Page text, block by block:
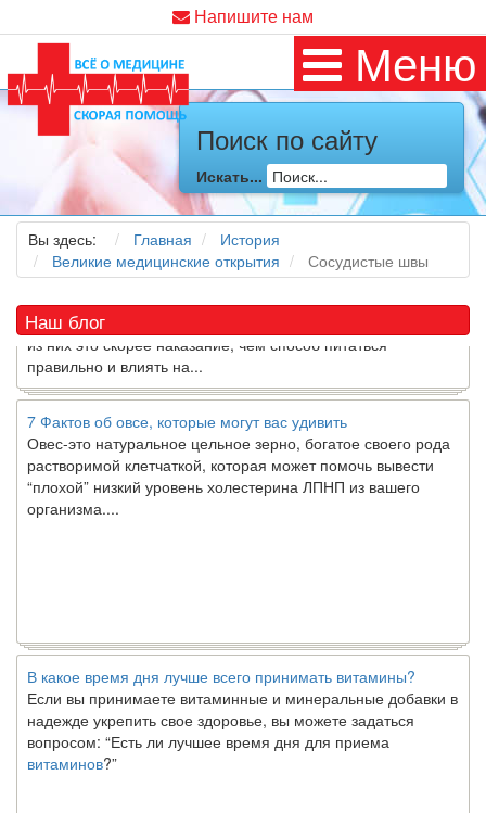
Напишите нам
Меню
Поиск по сайту
Искать...
Вы здесь: Главная
История
Великие медицинские открытия
Сосудистые швы
Наш блог
Как я заболел во время локдауна?
Это странная ситуация: вы соблюдали все меры
предосторожности COVID-19 (вы почти все время дома),
но, тем не менее, вы каким-то образом простудились. Вы
можете задаться...
5 причин обратить внимание на средиземноморскую диету
приходят в нашужизньи быстро исчезают из нее. Многие
из них это скорее наказание, чем способ питаться
правильно и влиять на...
Овес-это натуральное цельное зерно, богатое своего рода
растворимой клетчаткой, которая может помочь вывести
“плохой” низкий уровень холестерина ЛПНП из вашего
организма....
Если вы принимаете витаминные и минеральные добавки в
надежде укрепить свое здоровье, вы можете задаться
вопросом: “Есть ли лучшее время дня для приема
витаминов ?”